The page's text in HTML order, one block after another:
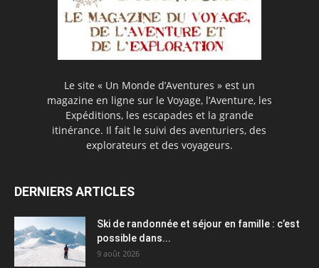
Le site « Un Monde d’Aventures » est un
magazine en ligne sur le Voyage, l’Aventure, les
Expéditions, les escapades et la grande
itinérance. Il fait le suivi des aventuriers, des
explorateurs et des voyageurs.
DERNIERS ARTICLES
Ski de randonnée et séjour en famille : c’est
possible dans...
9 août 2026